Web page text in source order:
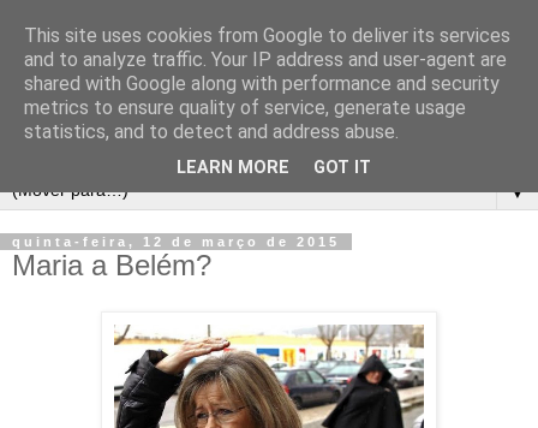
▼
quinta-feira, 12 de março de 2015
Maria a Belém?
This site uses cookies from Google to deliver its services
and to analyze traffic. Your IP address and user-agent are
shared with Google along with performance and security
metrics to ensure quality of service, generate usage
statistics, and to detect and address abuse.
LEARN MORE GOT IT